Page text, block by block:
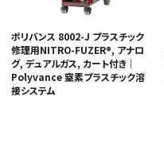
ポリバンス 8002-J プラスチック
修理用NITRO-FUZER®, アナロ
グ, デュアルガス, カート付き｜
Polyvance 窒素プラスチック溶
接システム